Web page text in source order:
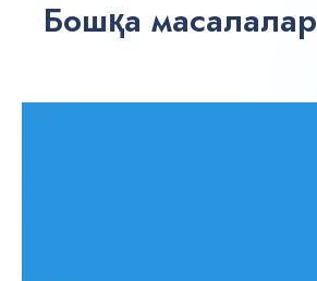
Бошқа масалалар